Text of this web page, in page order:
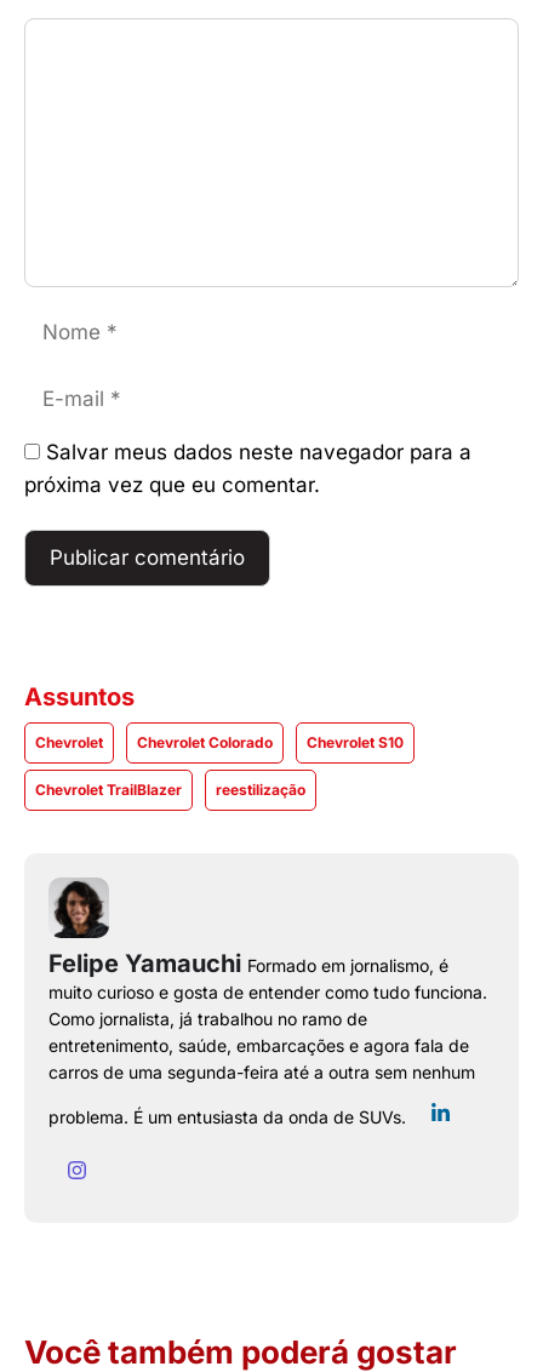
Comentário
Nome
E-
mail
Salvar meus dados neste navegador para a
próxima vez que eu comentar.
Assuntos
Chevrolet Chevrolet Colorado Chevrolet S10
Chevrolet TrailBlazer reestilização
Felipe Yamauchi Formado em jornalismo, é
muito curioso e gosta de entender como tudo funciona.
Como jornalista, já trabalhou no ramo de
entretenimento, saúde, embarcações e agora fala de
carros de uma segunda-feira até a outra sem nenhum
problema. É um entusiasta da onda de SUVs.
Você também poderá gostar